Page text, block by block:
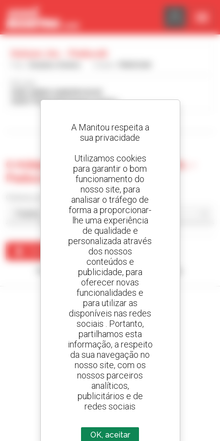
42001 PADUCAH Estados Unidos
Visualizar os filtros de pesquisa
0 máquina usada no Hutson, Inc. -
Paducah
Nenhum resultado corresponde à sua pesquisa.
Crie os seus alertas
e receba anúncios de equipamentos usados
800 concessionários
A Manitou em todo o mundo
Painel de Gerenciamento de Cookies
A Manitou respeita a
sua privacidade
Utilizamos cookies
para garantir o bom
funcionamento do
nosso site, para
analisar o tráfego de
forma a proporcionar-
lhe uma experiência
de qualidade e
personalizada através
dos nossos
conteúdos e
publicidade, para
oferecer novas
funcionalidades e
para utilizar as
disponíveis nas redes
sociais . Portanto,
partilhamos esta
informação, a respeito
da sua navegação no
nosso site, com os
nossos parceiros
analíticos,
publicitários e de
redes sociais
OK, aceitar